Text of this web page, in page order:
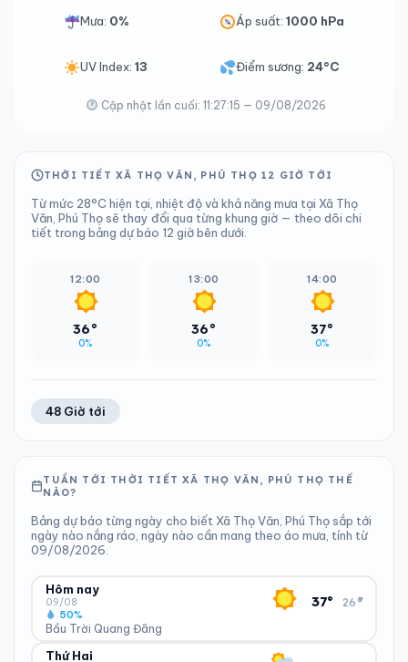
Mưa: 0% Áp suất:1000 hPa
UV Index: 13 Điểm sương: 24°C
Cập nhật lần cuối: 11:27:15 — 09/08/2026
THỜI TIẾT XÃ THỌ VĂN, PHÚ THỌ 12 GIỜ TỚI
Từ mức 28°C hiện tại, nhiệt độ và khả năng mưa tại Xã Thọ
Văn, Phú Thọ sẽ thay đổi qua từng khung giờ — theo dõi chi
tiết trong bảng dự báo 12 giờ bên dưới.
12:00
36°
0%
13:00
36°
0%
14:00
37°
0%
48 Giờ tới
TUẦN TỚI THỜI TIẾT XÃ THỌ VĂN, PHÚ THỌ THẾ
NÀO?
Bảng dự báo từng ngày cho biết Xã Thọ Văn, Phú Thọ sắp tới
ngày nào nắng ráo, ngày nào cần mang theo áo mưa, tính từ
09/08/2026.
Hôm nay
09/08
Bầu Trời Quang Đãng
50%
37° 26°
▾
ĐỘ ẨM
Thứ Hai